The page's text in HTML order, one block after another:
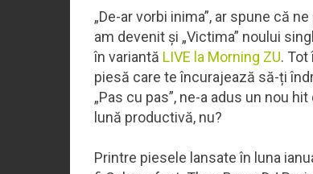
„De-ar vorbi inima”, ar spune că
am devenit și „Victima” noului
în variantă LIVE la Morning ZU. Tot
piesă care te încurajează să-ți
„Pas cu pas”, ne-a adus un nou
lună productivă, nu?
Printre piesele lansate în luna